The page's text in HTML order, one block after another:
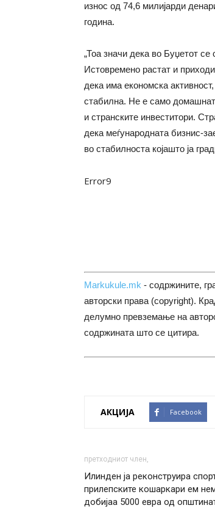
износ од 74,6 милијарди
година.
„Тоа значи дека во Буџетот
Истовремено растат и
дека има економска
стабилна. Не е само
и странските инвеститори.
дека меѓународната бизнис-
во стабилноста којашто ја
Error9
Markukule.mk - содржините,
авторски права (copyright).
делумно превземање на
содржината што се цитира.
АКЦИЈА Facebook
претходниот член,
Илинден ја реконструира
прилепските кошаркари ем
добијаа 5000 евра од